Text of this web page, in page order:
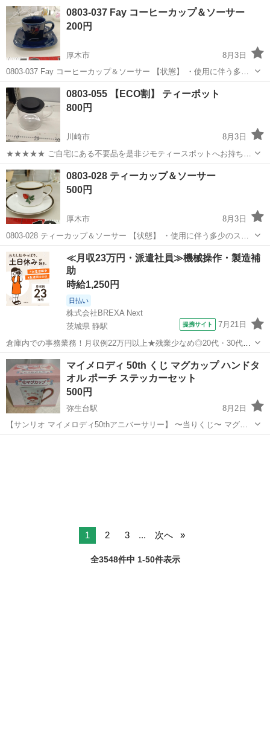
衣料服飾品、生活雑貨、家具、本、CD・DVDなどが無料でまとめて持
ち込めます！ ※詳細はこ...
神奈川 横浜市
0803-037 Fay コーヒーカップ＆ソーサー
200円
厚木市
8月3日
0803-037 Fay コーヒーカップ＆ソーサー 【状態】 ・使用に伴う多少
のスレ、キズ、落としきれない汚れなどございます ・詳細は現地でご
確認ください ・お値引きは出来かねますのでご了承願います ※中古...
神奈川 厚木市 食器 現地
0803-055 【ECO割】 ティーポット
800円
川崎市
8月3日
★★★★★ ご自宅にある不要品を是非ジモティースポットへお持ち込
みしませんか？ 家電、趣味・スポーツ・レジャー用品、こども用品、
衣料服飾品、生活雑貨、家具、本、CD・DVDなどが無料でまとめて持
ち込めます！ ※詳細はこ...
神奈川 川崎市
0803-028 ティーカップ＆ソーサー
500円
厚木市
8月3日
0803-028 ティーカップ＆ソーサー 【状態】 ・使用に伴う多少のス
レ、キズ、落としきれない汚れなどございます ・詳細は現地でご確認
ください ・お値引きは出来かねますのでご了承願います ※中古品のた
め、...
神奈川 厚木市 食器 現地
≪月収23万円・派遣社員≫機械操作・製造補
助
時給1,250円
日払い
株式会社BREXA Next
茨城県 静駅
提携サイト 7月21日
倉庫内での事務業務！月収例22万円以上★残業少なめ◎20代・30代・
40代の男女活躍中！空調完備で快適作業★食堂利用可◎マイカー通勤
OK◎無料駐車場完備！《茨城県常陸大宮市》 人気の工場のお仕事 ◇
電子部品製造倉庫内の事務...
茨城 常陸大宮市 静駅 その他
マイメロディ 50th くじ マグカップ ハンドタ
オル ポーチ ステッカーセット
500円
弥生台駅
8月2日
【サンリオ マイメロディ50thアニバーサリー】 〜当りくじ〜 マグカ
ップ ハンドタオル ステッカーセット ポーチ 4つセットではなく、一
1 2 3 ... 次へ
全3548件中 1-50件表示